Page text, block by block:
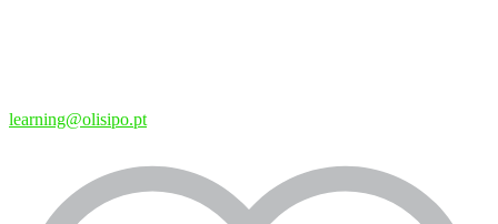
learning@olisipo.pt